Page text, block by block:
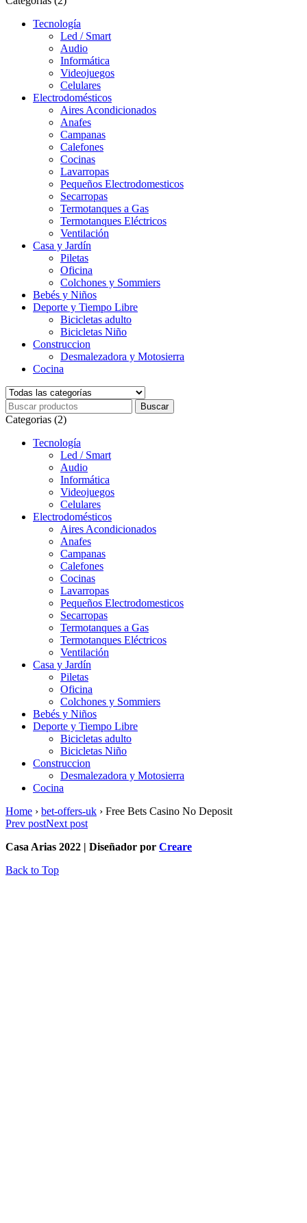
Tecnología
Led / Smart
Audio
Informática
Videojuegos
Celulares
Electrodomésticos
Aires Acondicionados
Anafes
Campanas
Calefones
Cocinas
Lavarropas
Pequeños Electrodomesticos
Secarropas
Termotanques a Gas
Termotanques Eléctricos
Ventilación
Casa y Jardín
Piletas
Oficina
Colchones y Sommiers
Bebés y Niños
Deporte y Tiempo Libre
Bicicletas adulto
Bicicletas Niño
Construccion
Desmalezadora y Motosierra
Cocina
Categorias (2)
Tecnología
Led / Smart
Audio
Informática
Videojuegos
Celulares
Electrodomésticos
Aires Acondicionados
Anafes
Campanas
Calefones
Cocinas
Lavarropas
Pequeños Electrodomesticos
Secarropas
Termotanques a Gas
Termotanques Eléctricos
Ventilación
Casa y Jardín
Piletas
Oficina
Colchones y Sommiers
Bebés y Niños
Deporte y Tiempo Libre
Bicicletas adulto
Bicicletas Niño
Construccion
Desmalezadora y Motosierra
Cocina
Home › bet-offers-uk › Free Bets Casino No Deposit
Prev postNext post
Casa Arias 2022 | Diseñador por Creare
Back to Top